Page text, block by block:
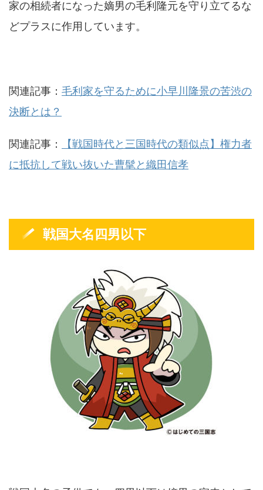
家の相続者になった嫡男の毛利隆元を守り立てるな
どプラスに作用しています。
関連記事： 毛利家を守るために小早川隆景の苦渋の
決断とは？
関連記事：
【戦国時代と三国時代の類似点】権力者
に抵抗して戦い抜いた曹髦と織田信孝
戦国大名四男以下